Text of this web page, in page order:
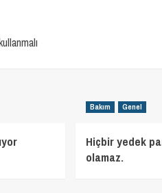
Bakım Genel
Hiçbir yedek
olamaz.